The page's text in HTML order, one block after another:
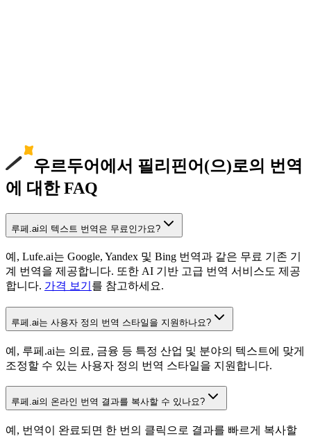
우르두어에서 필리핀어(으)로의 번역
에 대한 FAQ
루페.ai의 텍스트 번역은 무료인가요?
예, Lufe.ai는 Google, Yandex 및 Bing 번역과 같은 무료 기존 기
계 번역을 제공합니다. 또한 AI 기반 고급 번역 서비스도 제공
합니다. 가격 보기 를 참고하세요.
루페.ai는 사용자 정의 번역 스타일을 지원하나요?
예, 루페.ai는 의료, 금융 등 특정 산업 및 분야의 텍스트에 맞게
조정할 수 있는 사용자 정의 번역 스타일을 지원합니다.
루페.ai의 온라인 번역 결과를 복사할 수 있나요?
예, 번역이 완료되면 한 번의 클릭으로 결과를 빠르게 복사할